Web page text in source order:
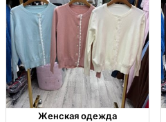
Женская одежда